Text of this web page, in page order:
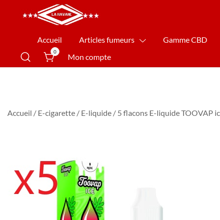
La Havane Nîmes
Accueil Articles fumeurs Gamme CBD
0
Mon compte
Accueil / E-cigarette / E-liquide / 5 flacons E-liquide TOOVAP